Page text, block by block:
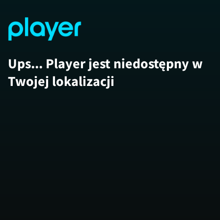
Ups... Player jest niedostępny w
Twojej lokalizacji